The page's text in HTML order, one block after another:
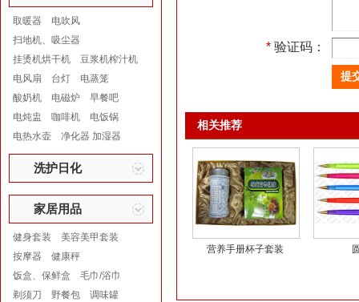
取暖器
电吹风
扫地机、吸尘器
挂烫机烘干机
豆浆机榨汁机
电风扇
台灯
电蒸笼
酸奶机
电磁炉
早餐吧
电炖盅
咖啡机
电饭锅
电热水壶
净化器 加湿器
洗护日化
家居用品
健身套装
美容美甲套装
按摩器
健康秤
饭盒、保鲜盒
毛巾/浴巾
剃须刀
野餐包
调味罐
* 验证码：
相关推荐
营养手册杯子套装